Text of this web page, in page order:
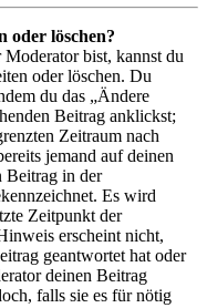
oder löschen?
bist, kannst du
oder löschen. Du
du das „Ändere
Beitrag anklickst;
Zeitraum nach
jemand auf deinen
Beitrag in der
Es wird
Zeitpunkt der
erscheint nicht,
geantwortet hat oder
deinen Beitrag
falls sie es für nötig